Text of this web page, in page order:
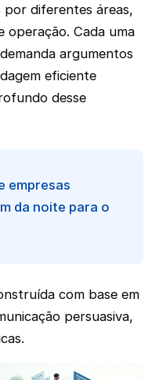
diferentes áreas,
operação. Cada uma
argumentos
eficiente
desse
empresas
da noite para o
com base em
persuasiva,